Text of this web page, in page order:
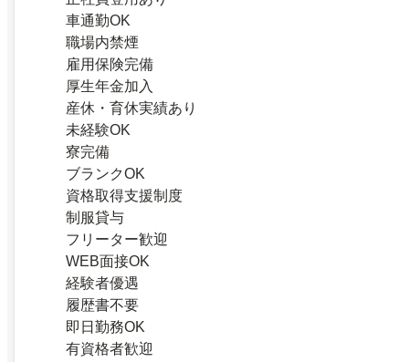
車通勤OK
職場内禁煙
雇用保険完備
厚生年金加入
産休・育休実績あり
未経験OK
寮完備
ブランクOK
資格取得支援制度
制服貸与
フリーター歓迎
WEB面接OK
経験者優遇
履歴書不要
即日勤務OK
有資格者歓迎